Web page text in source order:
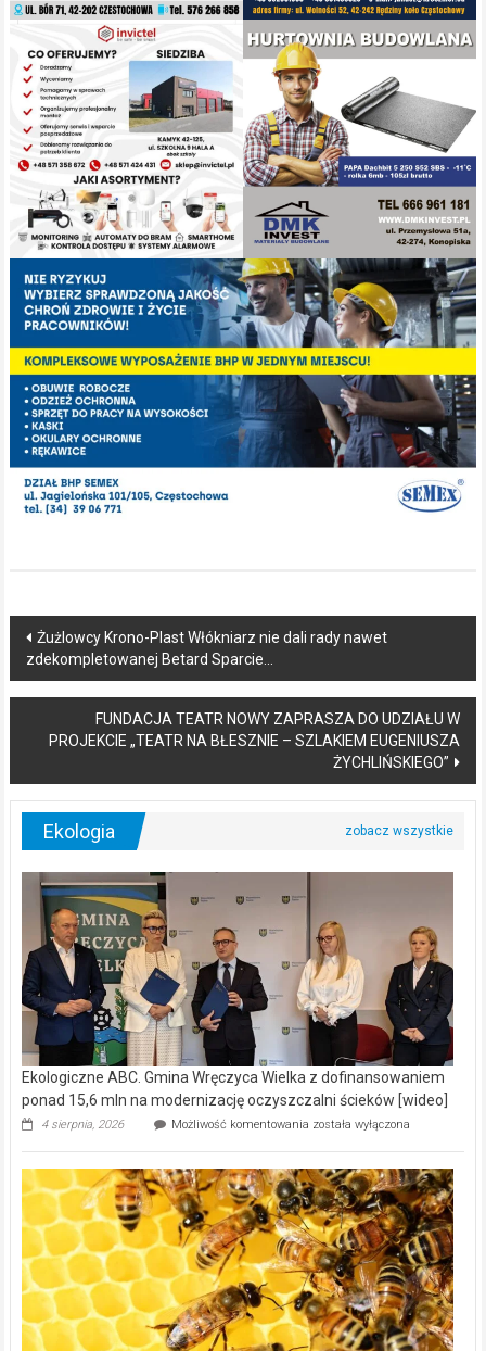
Post
navigation
Żużlowcy Krono-Plast Włókniarz nie dali rady nawet
zdekompletowanej Betard Sparcie…
FUNDACJA TEATR NOWY ZAPRASZA DO UDZIAŁU W
PROJEKCIE „TEATR NA BŁESZNIE – SZLAKIEM EUGENIUSZA
ŻYCHLIŃSKIEGO”
Ekologia
Ekologiczne ABC. Gmina Wręczyca Wielka z dofinansowaniem
ponad 15,6 mln na modernizację oczyszczalni ścieków [wideo]
4 sierpnia, 2026 Możliwość komentowania Ekologiczne
Wręczyca
Wielka
z
dofinansowaniem
ponad
15,6
mln
na
modernizację
oczyszczalni
została wyłączona